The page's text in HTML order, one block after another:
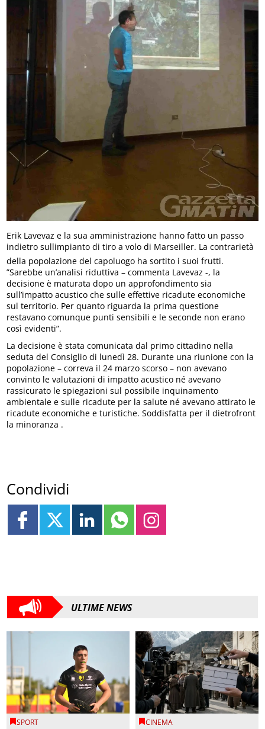
Erik Lavevaz e la sua amministrazione hanno fatto un passo
indietro sullimpianto di tiro a volo di Marseiller. La contrarietà
della popolazione del capoluogo ha sortito i suoi frutti.
”Sarebbe un’analisi riduttiva – commenta Lavevaz -, la
decisione è maturata dopo un approfondimento sia
sull’impatto acustico che sulle effettive ricadute economiche
sul territorio. Per quanto riguarda la prima questione
restavano comunque punti sensibili e le seconde non erano
così evidenti”.
La decisione è stata comunicata dal primo cittadino nella
seduta del Consiglio di lunedì 28. Durante una riunione con la
popolazione – correva il 24 marzo scorso – non avevano
convinto le valutazioni di impatto acustico né avevano
rassicurato le spiegazioni sul possibile inquinamento
ambientale e sulle ricadute per la salute né avevano attirato le
ricadute economiche e turistiche. Soddisfatta per il dietrofront
la minoranza .
Condividi
ULTIME NEWS
SPORT CINEMA